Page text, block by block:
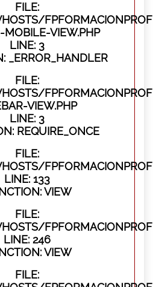
FILE:
MOBILE-VIEW.PHP
LINE: 3
_ERROR_HANDLER
FILE:
VIEW.PHP
LINE: 3
REQUIRE_ONCE
FILE:
LINE: 133
VIEW
FILE:
LINE: 246
VIEW
FILE: